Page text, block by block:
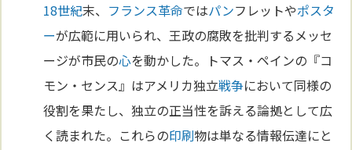
18世紀末、 フランス革命ではパンフレットやポスタ
ーが広範に用いられ、王政の腐敗を批判するメッセ
ージが市民の心を動かした。トマス・ペインの『コ
モン・センス』はアメリカ独立戦争において同様の
役割を果たし、独立の正当性を訴える論拠として広
く読まれた。これらの印刷物は単なる情報伝達にと